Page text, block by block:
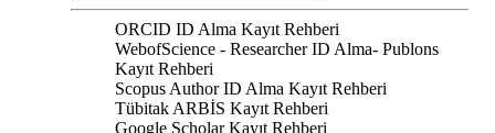
ORCID ID Alma Kayıt Rehberi
WebofScience - Researcher ID Alma- Publons
Kayıt Rehberi
Scopus Author ID Alma Kayıt Rehberi
Tübitak ARBİS Kayıt Rehberi
Google Scholar Kayıt Rehberi